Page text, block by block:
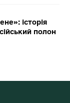
історія
полон